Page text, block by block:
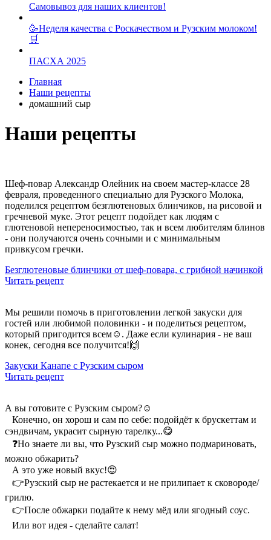
Самовывоз для наших клиентов!
🥳Неделя качества с Роскачеством и Рузским молоком!
🛒
ПАСХА 2025
Главная
Наши рецепты
домашний сыр
Наши рецепты
Шеф-повар Александр Олейник на своем мастер-классе 28
февраля, проведенного специально для Рузского Молока,
поделился рецептом безглютеновых блинчиков, на рисовой и
гречневой муке. Этот рецепт подойдет как людям с
глютеновой непереносимостью, так и всем любителям блинов
- они получаются очень сочными и с минимальным
привкусом гречки.
Безглютеновые блинчики от шеф-повара, с грибной начинкой
Читать рецепт
Мы решили помочь в приготовлении легкой закуски для
гостей или любимой половинки - и поделиться рецептом,
который пригодится всем☺️. Даже если кулинария - не ваш
конек, сегодня все получится!🙌
Закуски Канапе с Рузским сыром
Читать рецепт
А вы готовите с Рузским сыром?☺️
⠀Конечно, он хорош и сам по себе: подойдёт к брускеттам и
сэндвичам, украсит сырную тарелку...😋
⠀❓Но знаете ли вы, что Рузский сыр можно подмариновать,
можно обжарить?
⠀А это уже новый вкус!😍
⠀👉Рузский сыр не растекается и не прилипает к сковороде/
грилю.
⠀👉После обжарки подайте к нему мёд или ягодный соус.
⠀Или вот идея - сделайте салат!